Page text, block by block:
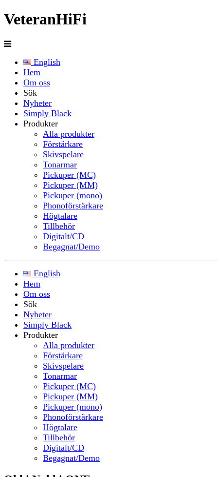
VeteranHiFi
English
Hem
Om oss
Sök
Nyheter
Simply Black
Produkter
Alla produkter
Förstärkare
Skivspelare
Tonarmar
Pickuper (MC)
Pickuper (MM)
Pickuper (mono)
Phonoförstärkare
Högtalare
Tillbehör
Digitalt/CD
Begagnat/Demo
English
Hem
Om oss
Sök
Nyheter
Simply Black
Produkter
Alla produkter
Förstärkare
Skivspelare
Tonarmar
Pickuper (MC)
Pickuper (MM)
Pickuper (mono)
Phonoförstärkare
Högtalare
Tillbehör
Digitalt/CD
Begagnat/Demo